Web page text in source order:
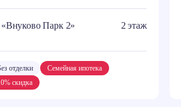
Парк 2» 2 этаж
скидка
отделки Семейная ипотека